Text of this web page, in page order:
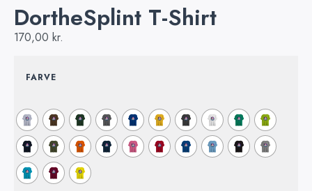
DortheSplint T-Shirt
170,00 kr.
FARVE